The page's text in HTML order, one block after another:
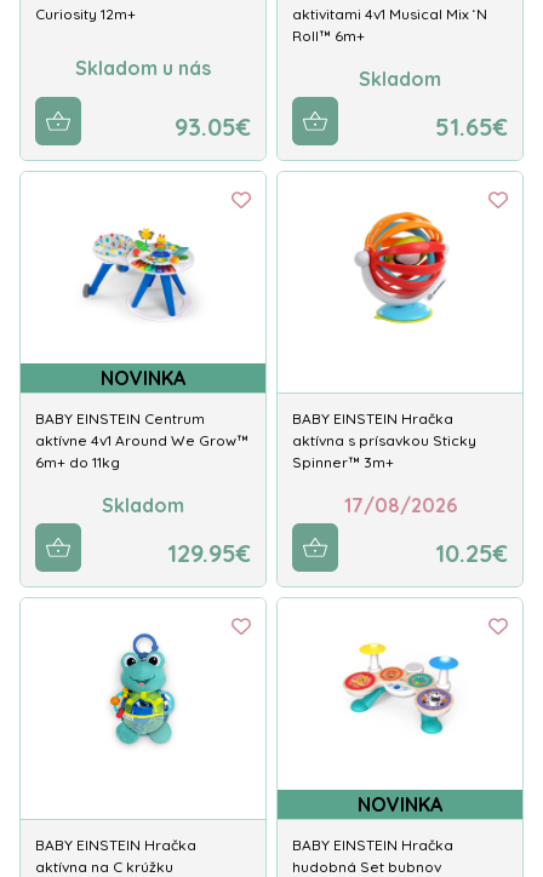
Curiosity 12m+
Skladom u nás
93.05€
aktivitami 4v1 Musical Mix ‘N
Roll™ 6m+
Skladom
51.65€
NOVINKA
BABY EINSTEIN Centrum
aktívne 4v1 Around We Grow™
6m+ do 11kg
Skladom
129.95€
BABY EINSTEIN Hračka
aktívna s prísavkou Sticky
Spinner™ 3m+
17/08/2026
10.25€
BABY EINSTEIN Hračka
aktívna na C krúžku
NOVINKA
BABY EINSTEIN Hračka
hudobná Set bubnov